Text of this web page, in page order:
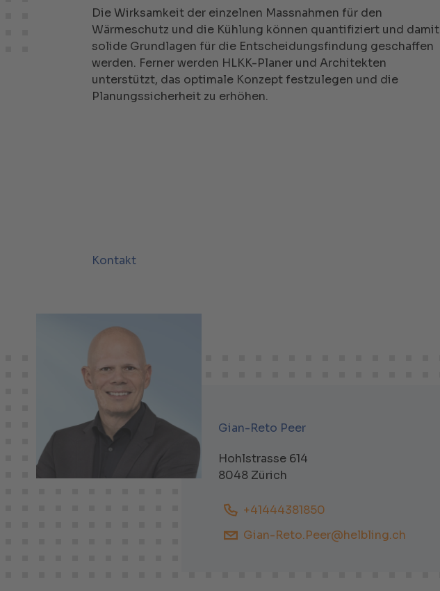
Die Wirksamkeit der einzelnen Massnahmen für den
Wärmeschutz und die Kühlung können quantifiziert und damit
solide Grundlagen für die Entscheidungsfindung geschaffen
werden. Ferner werden HLKK-Planer und Architekten
unterstützt, das optimale Konzept festzulegen und die
Planungssicherheit zu erhöhen.
Kontakt
Gian-Reto Peer
Hohlstrasse 614
8048 Zürich
+41444381850
Gian-Reto.Peer@helbling.ch